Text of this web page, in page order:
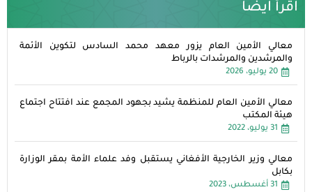
اقرأ ايضا
معالي الأمين العام يزور معهد محمد السادس لتكوين الأئمة
والمرشدين والمرشدات بالرباط
20 يوليو، 2026
معالي الأمين العام للمنظمة يشيد بجهود المجمع عند افتتاح اجتماع
هيئة المكتب
31 يوليو، 2022
معالي وزير الخارجية الأفغاني يستقبل وفد علماء الأمة بمقر الوزارة
بكابل
31 أغسطس، 2023